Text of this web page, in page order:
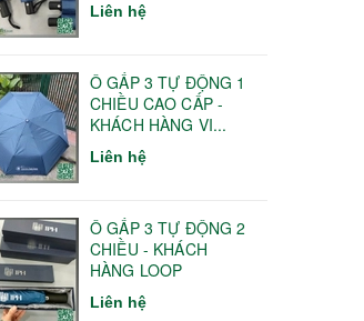
Liên hệ
Ô GẤP 3 TỰ ĐỘNG 1
CHIỀU CAO CẤP -
KHÁCH HÀNG VI...
Liên hệ
Ô GẤP 3 TỰ ĐỘNG 2
CHIỀU - KHÁCH
HÀNG LOOP
Liên hệ